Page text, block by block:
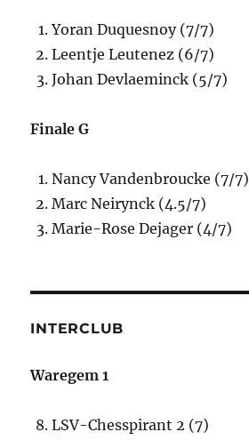
Yoran Duquesnoy (7/7)
Leentje Leutenez (6/7)
Johan Devlaeminck (5/7)
Finale G
Nancy Vandenbroucke (7/7)
Marc Neirynck (4.5/7)
Marie-Rose Dejager (4/7)
INTERCLUB
Waregem 1
LSV-Chesspirant 2 (7)